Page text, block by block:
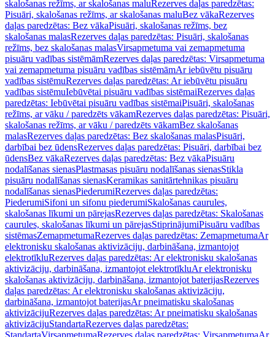
skalošanas režīms, ar skalošanas maluRezerves daļas paredzētas:
Pisuāri, skalošanas režīms, ar skalošanas maluBez vākaRezerves
daļas paredzētas: Bez vākaPisuāri, skalošanas režīms, bez
skalošanas malasRezerves daļas paredzētas: Pisuāri, skalošanas
režīms, bez skalošanas malasVirsapmetuma vai zemapmetuma
pisuāru vadības sistēmāmRezerves daļas paredzētas: Virsapmetuma
vai zemapmetuma pisuāru vadības sistēmāmAr iebūvētu pisuāru
vadības sistēmuRezerves daļas paredzētas: Ar iebūvētu pisuāru
vadības sistēmuIebūvētai pisuāru vadības sistēmaiRezerves daļas
paredzētas: Iebūvētai pisuāru vadības sistēmaiPisuāri, skalošanas
režīms, ar vāku / paredzēts vākamRezerves daļas paredzētas: Pisuāri,
skalošanas režīms, ar vāku / paredzēts vākamBez skalošanas
malasRezerves daļas paredzētas: Bez skalošanas malasPisuāri,
darbībai bez ūdensRezerves daļas paredzētas: Pisuāri, darbībai bez
ūdensBez vākaRezerves daļas paredzētas: Bez vākaPisuāru
nodalīšanas sienasPlastmasas pisuāru nodalīšanas sienasStikla
pisuāru nodalīšanas sienasKeramikas sanitārtehnikas pisuāru
nodalīšanas sienasPiederumiRezerves daļas paredzētas:
PiederumiSifoni un sifonu piederumiSkalošanas caurules,
skalošanas līkumi un pārejasRezerves daļas paredzētas: Skalošanas
caurules, skalošanas līkumi un pārejasStiprinājumiPisuāru vadības
sistēmasZemapmetumaRezerves daļas paredzētas: ZemapmetumaAr
elektronisku skalošanas aktivizāciju, darbināšana, izmantojot
elektrotīkluRezerves daļas paredzētas: Ar elektronisku skalošanas
aktivizāciju, darbināšana, izmantojot elektrotīkluAr elektronisku
skalošanas aktivizāciju, darbināšana, izmantojot baterijasRezerves
daļas paredzētas: Ar elektronisku skalošanas aktivizāciju,
darbināšana, izmantojot baterijasAr pneimatisku skalošanas
aktivizācijuRezerves daļas paredzētas: Ar pneimatisku skalošanas
aktivizācijuStandartaRezerves daļas paredzētas:
StandartaVirsapmetumaRezerves daļas paredzētas: VirsapmetumaAr